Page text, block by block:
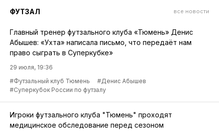
ФУТЗАЛ все новости
Главный тренер футзального клуба «Тюмень» Денис
Абышев: «Ухта» написала письмо, что передаёт нам
право сыграть в Суперкубке»
29 июля, 19:36
#Футзальный клуб Тюмень
#Денис Абышев
#Суперкубок России по футзалу
Игроки футзального клуба "Тюмень" проходят
медицинское обследование перед сезоном